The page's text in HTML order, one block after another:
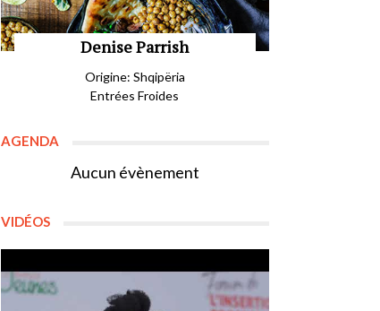
Denise Parrish
Origine: Shqipëria
Entrées Froides
AGENDA
Aucun évènement
VIDÉOS